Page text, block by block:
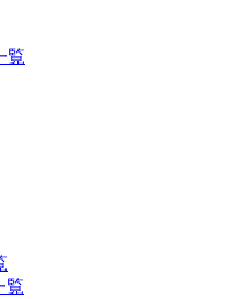
覧
覧